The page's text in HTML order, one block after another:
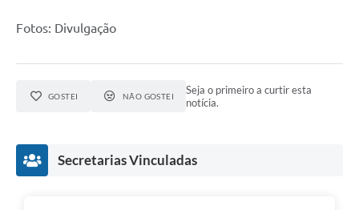
Fotos: Divulgação
GOSTEI NÃO GOSTEI
Seja o primeiro a curtir esta
notícia.
Secretarias Vinculadas